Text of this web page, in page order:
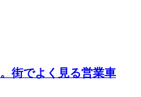
街でよく見る営業車